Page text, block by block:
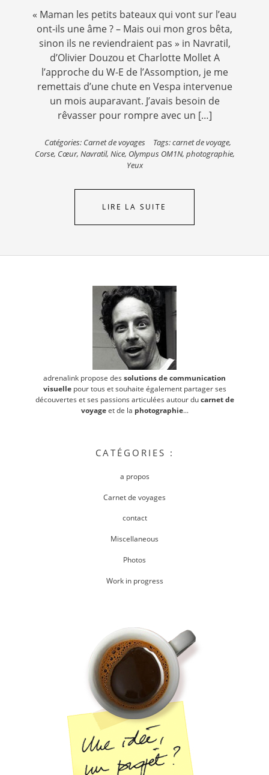
« Maman les petits bateaux qui vont sur l’eau
ont-ils une âme ? – Mais oui mon gros bêta,
sinon ils ne reviendraient pas » in Navratil,
d’Olivier Douzou et Charlotte Mollet A
l’approche du W-E de l’Assomption, je me
remettais d’une chute en Vespa intervenue
un mois auparavant. J’avais besoin de
rêvasser pour rompre avec un […]
Catégories: Carnet de voyages Tags:carnet de voyage,
Corse, Cœur, Navratil, Nice, Olympus OM1N, photographie,
Yeux
LIRE LA SUITE
adrenalink propose des solutions de communication
visuellepour tous et souhaite également partager ses
découvertes et ses passions articulées autour ducarnet de
voyageet de la photographie...
CATÉGORIES :
a propos
Carnet de voyages
contact
Miscellaneous
Photos
Work in progress